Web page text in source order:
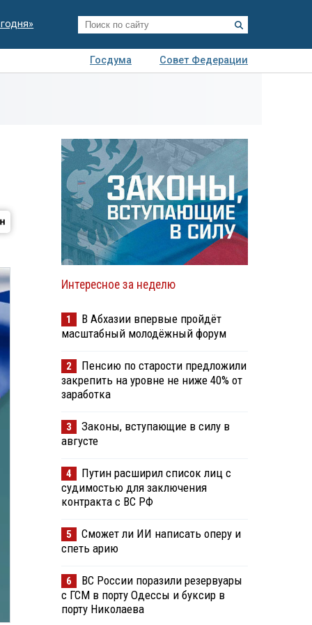
Госдума
Совет Федерации
Интересное за неделю
1
В Абхазии впервые пройдёт
масштабный молодёжный форум
2
Пенсию по старости предложили
закрепить на уровне не ниже 40% от
заработка
3
Законы, вступающие в силу в
августе
4
Путин расширил список лиц с
судимостью для заключения
контракта с ВС РФ
5
Сможет ли ИИ написать оперу и
спеть арию
6
ВС России поразили резервуары
с ГСМ в порту Одессы и буксир в
порту Николаева